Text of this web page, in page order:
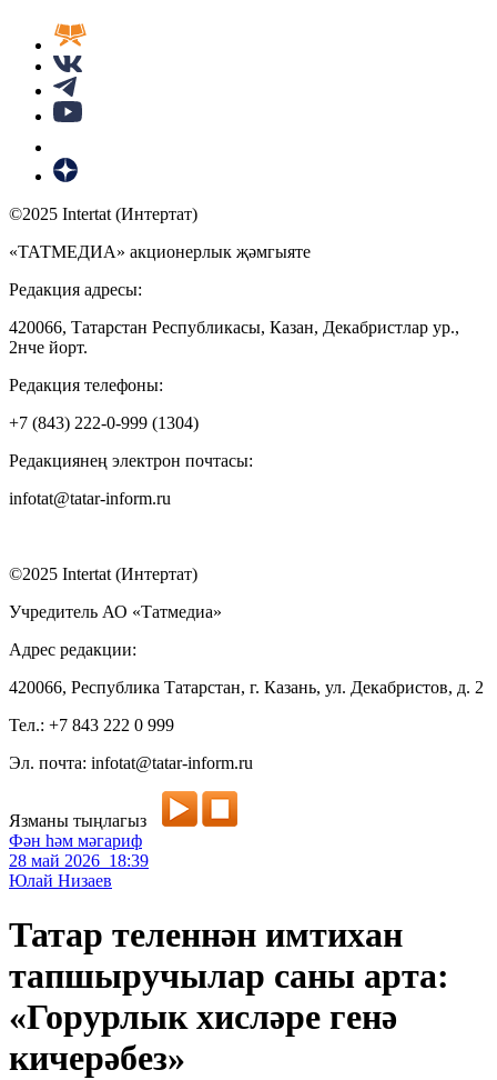
©2025 Intertat (Интертат)
«ТАТМЕДИА» акционерлык җәмгыяте
Редакция адресы:
420066, Татарстан Республикасы, Казан, Декабристлар ур.,
2нче йорт.
Редакция телефоны:
+7 (843) 222-0-999 (1304)
Редакциянең электрон почтасы:
infotat@tatar-inform.ru
©2025 Intertat (Интертат)
Учредитель АО «Татмедиа»
Адрес редакции:
420066, Республика Татарстан, г. Казань, ул. Декабристов, д. 2
Тел.: +7 843 222 0 999
Эл. почта: infotat@tatar-inform.ru
Язманы тыңлагыз
Фән һәм мәгариф
28 май 2026 18:39
Юлай Низаев
Татар теленнән имтихан
тапшыручылар саны арта:
«Горурлык хисләре генә
кичерәбез»